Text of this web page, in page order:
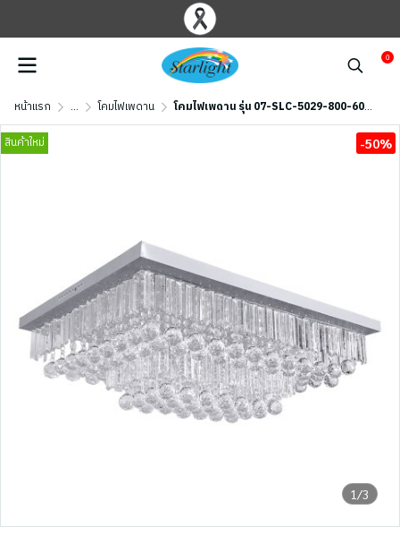
0
หน้าแรก ... โคมไฟเพดาน โคมไฟเพดาน รุ่น 07-SLC-5029-800-600 (LED 124W) สีเงิน/ใส
1/3
สินค้าใหม่ -50%